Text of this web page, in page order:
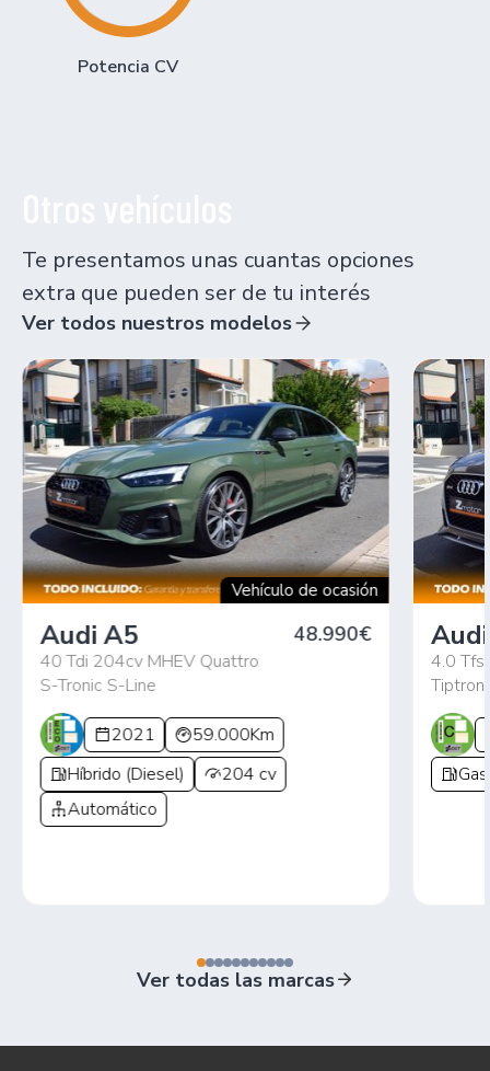
Potencia CV
Te presentamos unas cuantas opciones
extra que pueden ser de tu interés
Ver todos nuestros modelos
Vehículo de ocasión
Audi A5
40 Tdi 204cv MHEV Quattro
S-Tronic S-Line
48.990€
2021
59.000Km
Híbrido (Diesel)
204 cv
Automático
4.0
Ver todas las marcas